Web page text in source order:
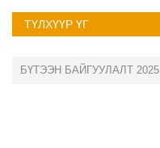
ТҮЛХҮҮР ҮГ
БҮТЭЭН БАЙГУУЛАЛТ 2025